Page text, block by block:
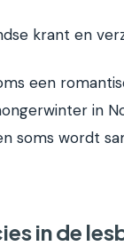
krant en
een
in
soms wordt
in de